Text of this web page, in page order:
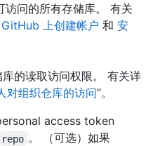
访问的所有存储库。 有关
上创建帐户 和 安
的读取访问权限。 有关详
对组织仓库的访问”。
access token
repo 。 （可选）如果